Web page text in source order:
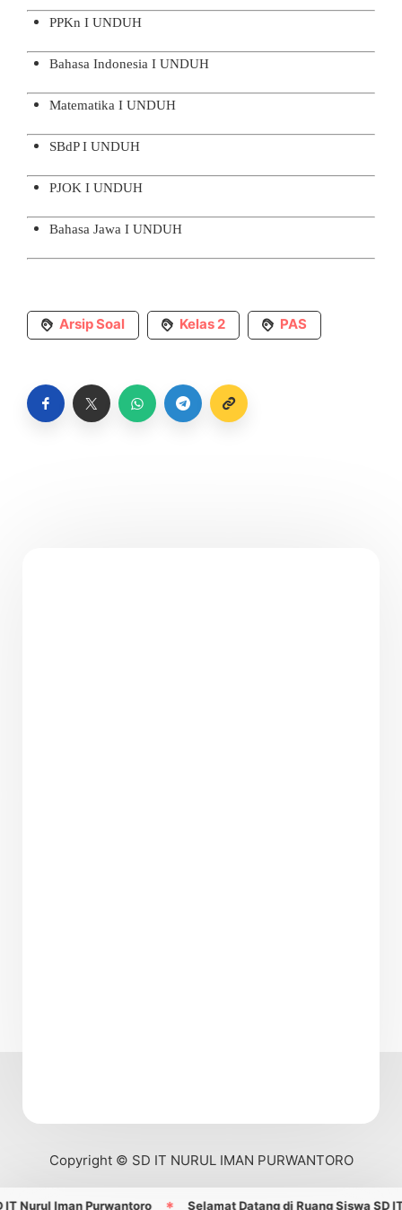
PPKn I UNDUH
Bahasa Indonesia I UNDUH
Matematika I UNDUH
SBdP I UNDUH
PJOK I UNDUH
Bahasa Jawa I UNDUH
Arsip Soal Kelas 2 PAS
Copyright © SD IT NURUL IMAN PURWANTORO
Nurul Iman Purwantoro Selamat Datang di Ruang Siswa SD IT